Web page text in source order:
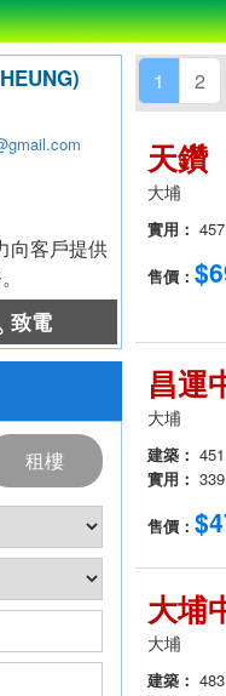
向客戶提供
致電
租樓
1 2
天鑽
大埔
實用：
售價：
昌運
大埔
建築：
實用：
售價：
大埔
大埔
建築：